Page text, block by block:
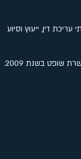
דין, ייעוץ וסיוע